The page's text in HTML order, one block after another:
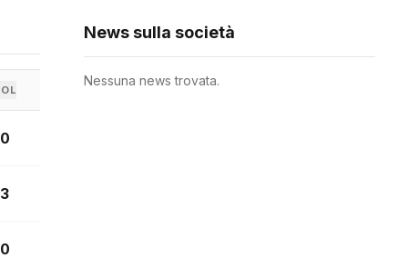
0
3
0
News sulla società
Nessuna news trovata.